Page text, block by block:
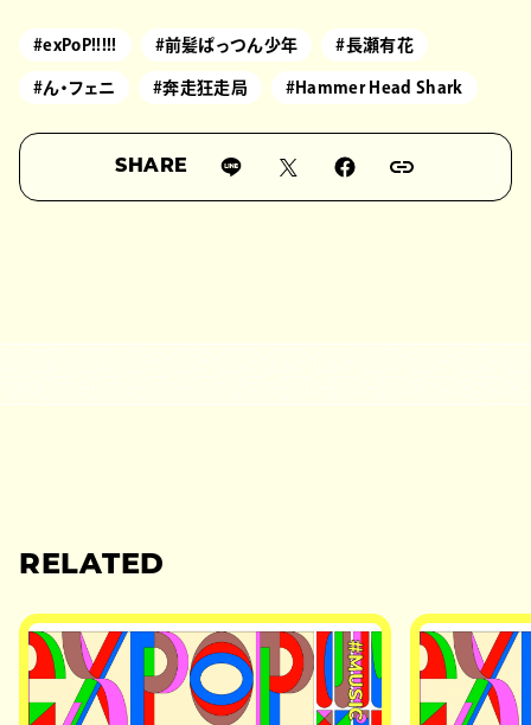
#exPoP!!!!! #前髪ぱっつん少年 #長瀬有花
#ん・フェニ #奔走狂走局 #Hammer Head Shark
SHARE
RELATED
#MUSIC